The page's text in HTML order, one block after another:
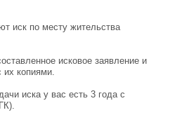
иск по месту жительства
исковое заявление и
их копиями.
иска у вас есть 3 года с